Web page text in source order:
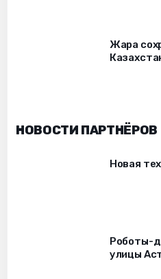
Жара
НОВОСТИ ПАРТНЁРОВ
Новая
Роботы-
улицы